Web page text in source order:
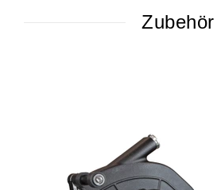
Zubehör